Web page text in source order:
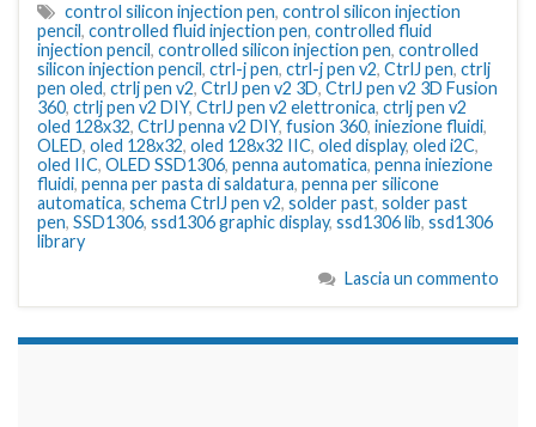
control silicon injection pen, control silicon injection
pencil, controlled fluid injection pen, controlled fluid
injection pencil, controlled silicon injection pen, controlled
silicon injection pencil, ctrl-j pen, ctrl-j pen v2, CtrlJ pen, ctrlj
pen oled, ctrlj pen v2, CtrlJ pen v2 3D, CtrlJ pen v2 3D Fusion
360, ctrlj pen v2 DIY, CtrlJ pen v2 elettronica, ctrlj pen v2
oled 128x32, CtrlJ penna v2 DIY, fusion 360, iniezione fluidi,
OLED, oled 128x32, oled 128x32 IIC, oled display, oled i2C,
oled IIC, OLED SSD1306, penna automatica, penna iniezione
fluidi, penna per pasta di saldatura, penna per silicone
automatica, schema CtrlJ pen v2, solder past, solder past
pen, SSD1306, ssd1306 graphic display, ssd1306 lib, ssd1306
library
Lascia un commento